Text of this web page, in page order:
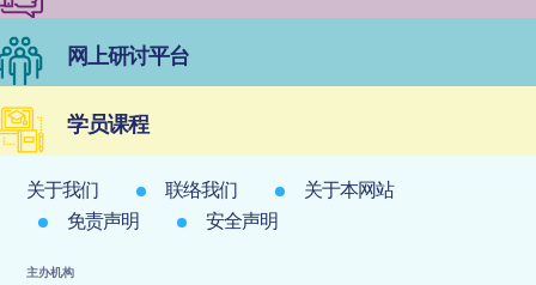
网上研讨平台
学员课程
关于我们 联络我们
关于本网站
免责声明
安全声明
主办机构